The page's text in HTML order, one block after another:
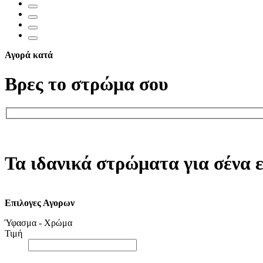
Αγορά κατά
Βρες το στρώμα σου
Τα ιδανικά στρώματα για σένα
Επιλογες Αγορων
Ύφασμα - Χρώμα
Τιμή